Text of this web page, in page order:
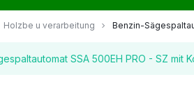
Holzbe u verarbeitung Benzin-
SSA 500EH PRO - SZ